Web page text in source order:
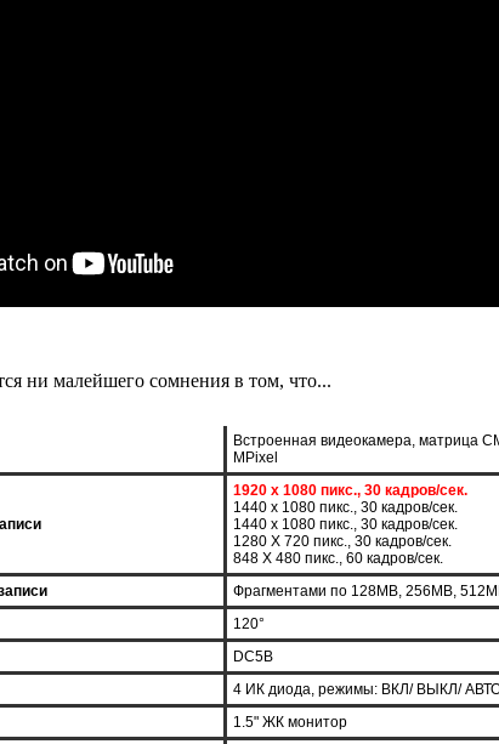
ни малейшего сомнения в том, что...
Встроенная видеокамера, матрица
МPixel
1920 x 1080 пикс., 30 кадров/сек.
1440 x 1080 пикс., 30 кадров/сек.
1440 x 1080 пикс., 30 кадров/сек.
1280 X 720 пикс., 30 кадров/сек.
848 X 480 пикс., 60 кадров/сек.
Фрагментами по 128MB, 256MB,
120°
DC5В
4 ИК диода, режимы: ВКЛ/ ВЫКЛ/
1.5" ЖК монитор